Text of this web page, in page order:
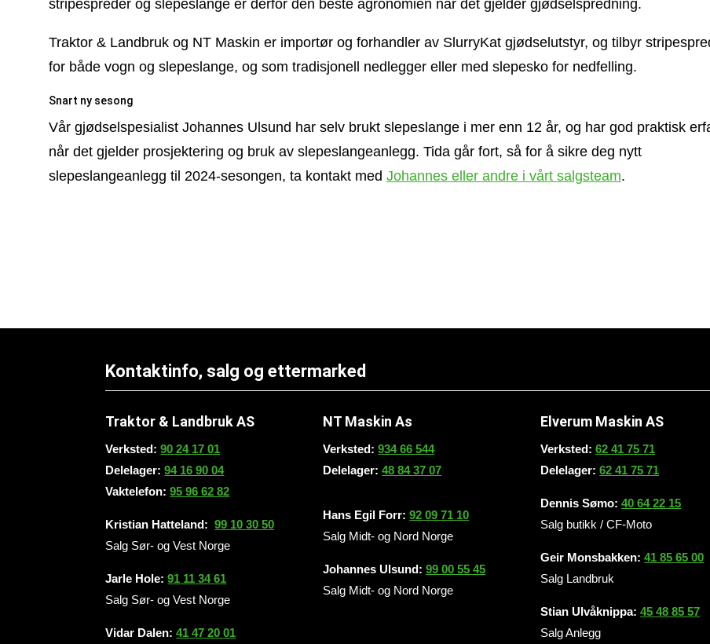
stripespreder og slepeslange er derfor den beste agronomien når det gjelder gjødselspredning.
Traktor & Landbruk og NT Maskin er importør og forhandler av SlurryKat gjødselutstyr, og tilbyr
for både vogn og slepeslange, og som tradisjonell nedlegger eller med slepesko for nedfelling.
Snart ny sesong
Vår gjødselspesialist Johannes Ulsund har selv brukt slepeslange i mer enn 12 år, og har god praktisk
når det gjelder prosjektering og bruk av slepeslangeanlegg. Tida går fort, så for å sikre deg nytt
slepeslangeanlegg til 2024-sesongen, ta kontakt med Johannes eller andre i vårt salgsteam.
Kontaktinfo, salg og ettermarked
Traktor & Landbruk AS
Verksted:90 24 17 01
Delelager:94 16 90 04
Vaktelefon:95 96 62 82
Kristian Hatteland: 99 10 30 50
Salg Sør- og Vest Norge
Jarle Hole: 91 11 34 61
Salg Sør- og Vest Norge
Vidar Dalen: 41 47 20 01
NT Maskin As
Verksted:934 66 544
Delelager:48 84 37 07
Hans Egil Forr:92 09 71 10
Salg Midt- og Nord Norge
Johannes Ulsund:99 00 55 45
Salg Midt- og Nord Norge
Elverum Maskin AS
Verksted:62 41 75 71
Delelager:62 41 75 71
Dennis Sømo:40 64 22 15
Salg butikk / CF-Moto
Geir Monsbakken:41 85 65 00
Salg Landbruk
Stian Ulvåknippa:45 48 85 57
Salg Anlegg